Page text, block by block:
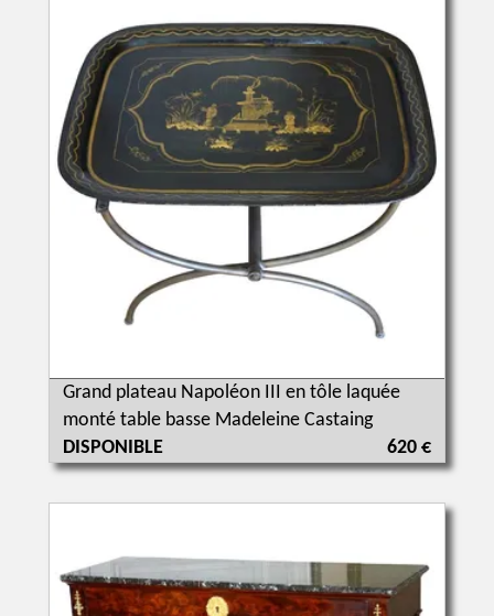
Grand plateau Napoléon III en tôle laquée
monté table basse Madeleine Castaing
DISPONIBLE
620 €